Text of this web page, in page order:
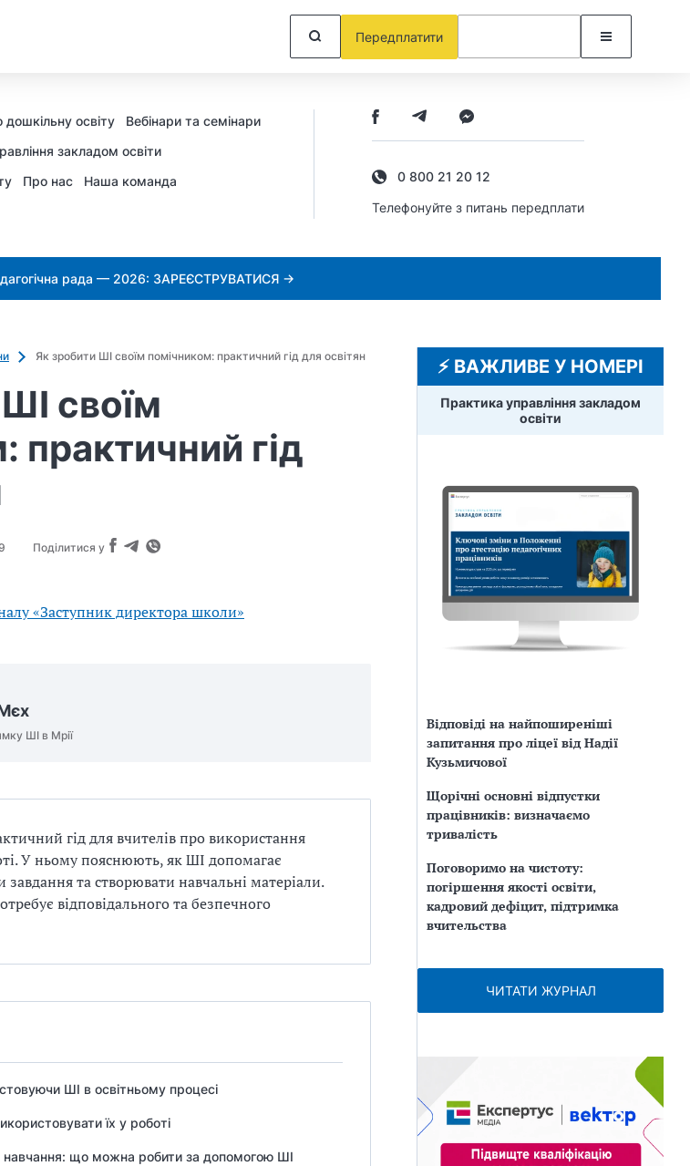
Передплатити
дошкільну освіту
Вебінари та семінари
закладом освіти
Про нас Наша команда
0 800 21 20 12
Телефонуйте з питань передплати
рада — 2026: ЗАРЕЄСТРУВАТИСЯ →
Як зробити ШІ своїм помічником: практичний гід для освітян
своїм
практичний гід
Поділитися у
«Заступник директора школи»
ШІ в Мрії
гід для вчителів про використання
У ньому пояснюють, як ШІ допомагає
завдання та створювати навчальні матеріали.
відповідального та безпечного
ШІ в освітньому процесі
їх у роботі
навчання: що можна робити за допомогою ШІ
⚡️ ВАЖЛИВЕ У НОМЕРІ
Практика управління закладом
освіти
Відповіді на найпоширеніші
запитання про ліцеї від Надії
Кузьмичової
Щорічні основні відпустки
працівників: визначаємо
тривалість
Поговоримо на чистоту:
погіршення якості освіти,
кадровий дефіцит, підтримка
вчительства
ЧИТАТИ ЖУРНАЛ